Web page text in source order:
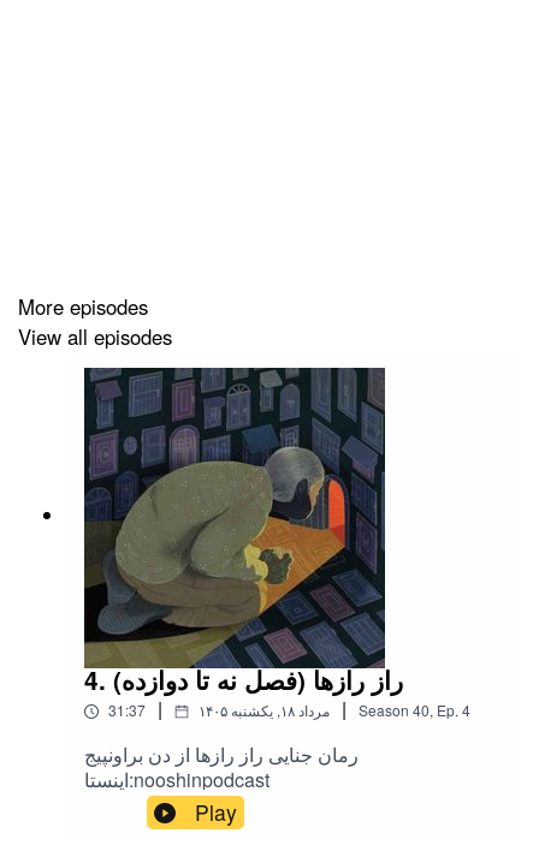
More episodes
View all episodes
4. راز رازها (فصل نه تا دوازده)
31:37 | ۱۴۰۵ مرداد ۱۸, یکشنبه | Season 40, Ep. 4
رمان جنایی راز رازها از دن براونپیج
اینستا:nooshinpodcast
Play